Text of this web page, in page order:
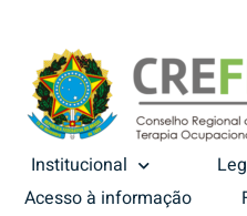
Institucional
Acesso à informação